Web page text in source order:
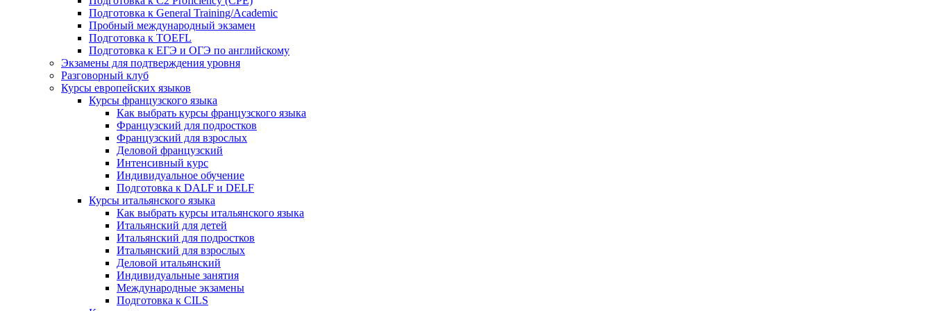
Подготовка к General Training/Academic
Пробный международный экзамен
Подготовка к TOEFL
Подготовка к ЕГЭ и ОГЭ по английскому
Экзамены для подтверждения уровня
Разговорный клуб
Курсы европейских языков
Курсы французского языка
Как выбрать курсы французского языка
Французский для подростков
Французский для взрослых
Деловой французский
Интенсивный курс
Индивидуальное обучение
Подготовка к DALF и DELF
Курсы итальянского языка
Как выбрать курсы итальянского языка
Итальянский для детей
Итальянский для подростков
Итальянский для взрослых
Деловой итальянский
Индивидуальные занятия
Международные экзамены
Подготовка к CILS